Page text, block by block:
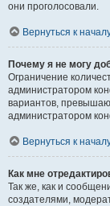
они проголосовали.
Вернуться к
Почему я не могу
Ограничение
администратором
вариантов,
администратором
Вернуться к
Как мне
Так же, как и
создателями,